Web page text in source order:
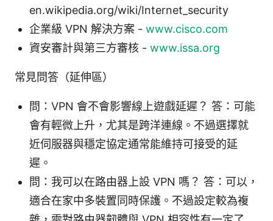
en.wikipedia.org/wiki/Internet_security
企業級 VPN 解決方案 - www.cisco.com
資安審計與第三方審核 - www.issa.org
常見問答（延伸區）
問：VPN 會不會影響線上遊戲延遲？ 答：可能
會有輕微上升，尤其是跨洋連線。不過選擇就
近伺服器與穩定協定通常能維持可接受的延
遲。
問：我可以在路由器上設 VPN 嗎？ 答：可以，
適合在家中多裝置同時保護。不過設定較為複